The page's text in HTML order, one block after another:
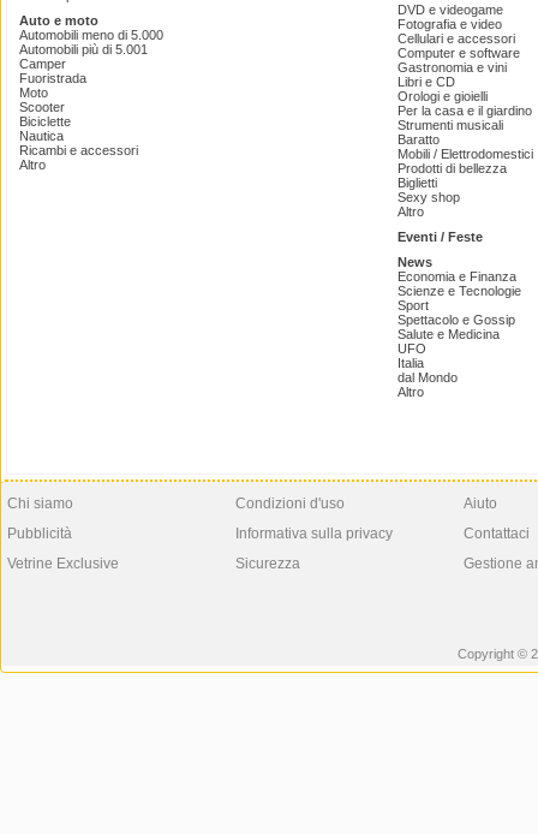
Auto e moto
Automobili meno di 5.000
Automobili più di 5.001
Camper
Fuoristrada
Moto
Scooter
Biciclette
Nautica
Ricambi e accessori
Altro
DVD e videogame
Fotografia e video
Cellulari e accessori
Computer e software
Gastronomia e vini
Libri e CD
Orologi e gioielli
Per la casa e il giardino
Strumenti musicali
Baratto
Mobili / Elettrodomestici
Prodotti di bellezza
Biglietti
Sexy shop
Altro
Eventi / Feste
News
Economia e Finanza
Scienze e Tecnologie
Sport
Spettacolo e Gossip
Salute e Medicina
UFO
Italia
dal Mondo
Altro
Chi siamo
Pubblicità
Vetrine Exclusive
Condizioni d'uso
Informativa sulla privacy
Sicurezza
Aiuto
Contattaci
Gestione
Copyright ©